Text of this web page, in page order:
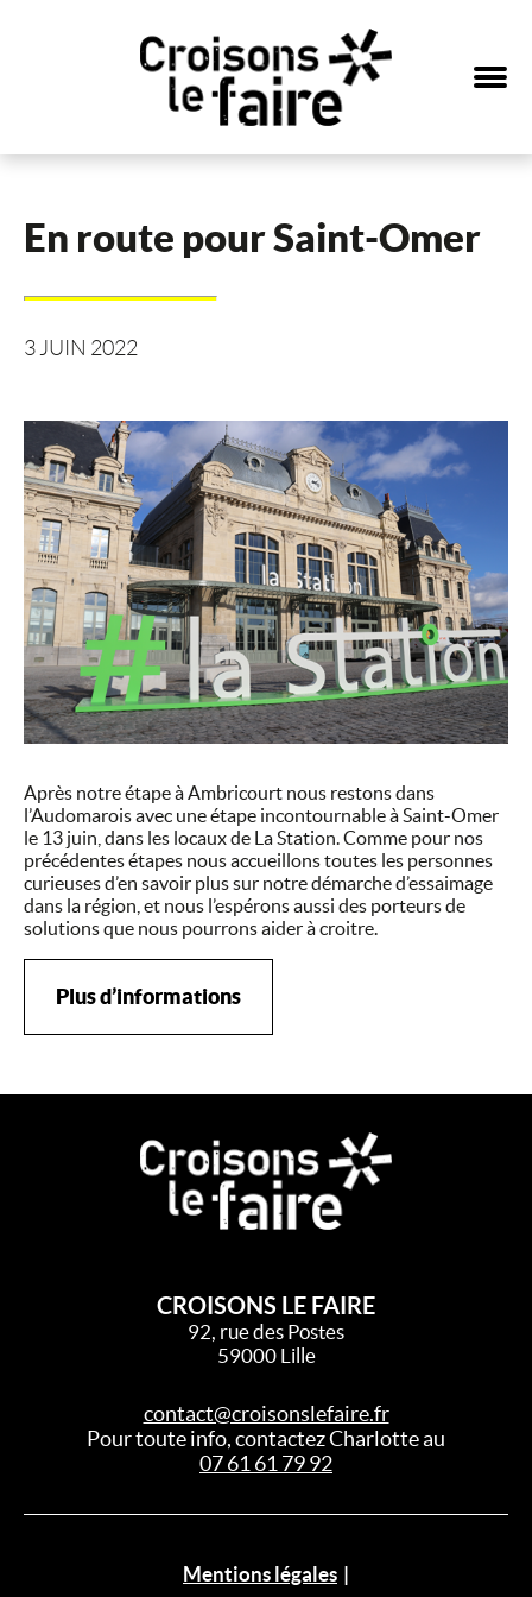
En route pour Saint-Omer
3 JUIN 2022
Après notre étape à Ambricourt nous restons dans
l’Audomarois avec une étape incontournable à Saint-Omer
le 13 juin, dans les locaux de La Station. Comme pour nos
précédentes étapes nous accueillons toutes les personnes
curieuses d’en savoir plus sur notre démarche d’essaimage
dans la région, et nous l’espérons aussi des porteurs de
solutions que nous pourrons aider à croitre.
Plus d’informations
CROISONS LE FAIRE
92, rue des Postes
59000 Lille
contact@croisonslefaire.fr
Pour toute info, contactez Charlotte au
07 61 61 79 92
Mentions légales